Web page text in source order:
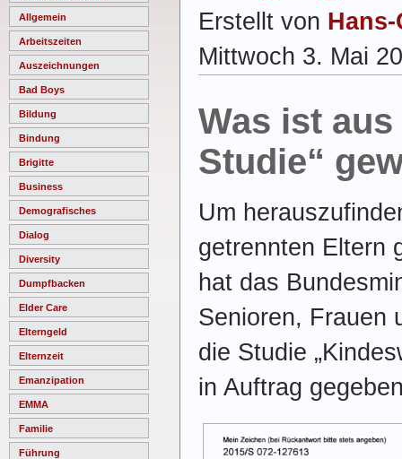
Allgemein
Arbeitszeiten
Auszeichnungen
Bad Boys
Bildung
Bindung
Brigitte
Business
Demografisches
Dialog
Diversity
Dumpfbacken
Elder Care
Elterngeld
Elternzeit
Emanzipation
EMMA
Familie
Führung
Erstellt von
Mittwoch 3. Mai
Was ist
Studie“
Um
getrennten Eltern
hat das
Senioren, Frauen
die Studie
in Auftrag